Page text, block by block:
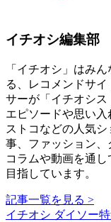
イチオシ編集部
「イチオシ」はみ
る、レコメンドサ
サーが「イチオシ
エピソードや思い
ストコなどの人気
事、ファッション
コラムや動画を通
目指しています。
記事一覧を見る >
イチオシ ダイソー